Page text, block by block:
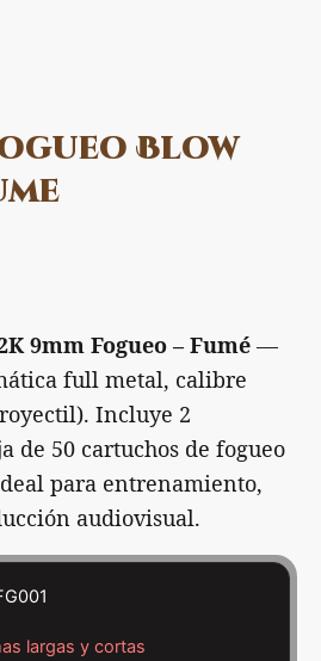
Blow
9mm Fogueo – Fumé —
full metal, calibre
Incluye 2
de 50 cartuchos de fogueo
para entrenamiento,
audiovisual.
largas y cortas